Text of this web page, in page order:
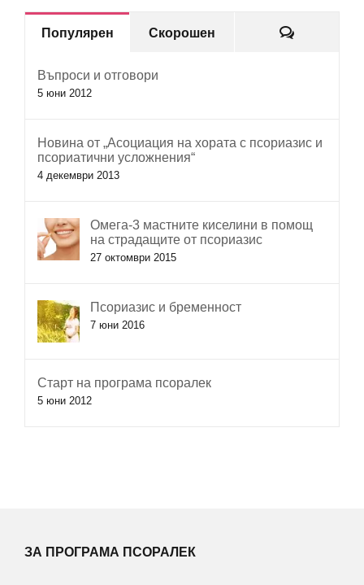
Популярен Скорошен Коментари
Въпроси и отговори
5 юни 2012
Новина от „Асоциация на хората с псориазис и
псориатични усложнения“
4 декември 2013
Омега-3 мастните киселини в помощ
на страдащите от псориазис
27 октомври 2015
Псориазис и бременност
7 юни 2016
Старт на програма псоралек
5 юни 2012
ЗА ПРОГРАМА ПСОРАЛЕК